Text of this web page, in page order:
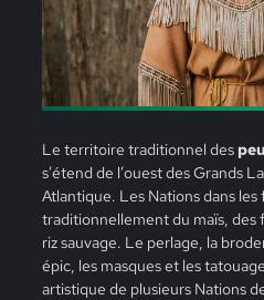
Le territoire traditionnel des
s’étend de l’ouest des Grands
Atlantique. Les Nations dans
traditionnellement du maïs, des
riz sauvage. Le perlage, la
épic, les masques et les
artistique de plusieurs Nations